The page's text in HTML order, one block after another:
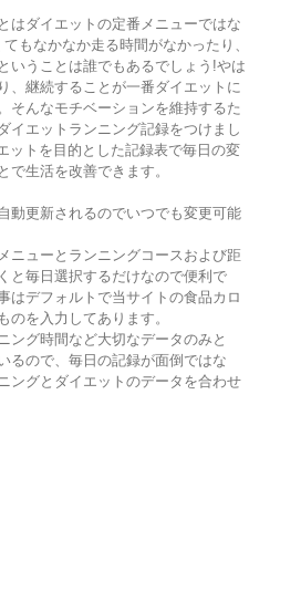
はダイエットの定番メニューではな
もなかなか走る時間がなかったり、
いうことは誰でもあるでしょう!やは
、継続することが一番ダイエットに
そんなモチベーションを維持するた
イエットランニング記録をつけまし
ットを目的とした記録表で毎日の変
で生活を改善できます。
動更新されるのでいつでも変更可能
ニューとランニングコースおよび距
と毎日選択するだけなので便利で
はデフォルトで当サイトの食品カロ
のを入力してあります。
ング時間など大切なデータのみと
るので、毎日の記録が面倒ではな
ングとダイエットのデータを合わせ